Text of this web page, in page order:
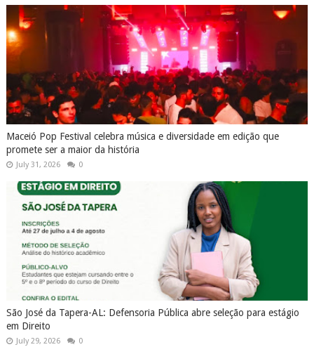
Maceió Pop Festival celebra música e diversidade em edição que
promete ser a maior da história
July 31, 2026 0
São José da Tapera-AL: Defensoria Pública abre seleção para estágio
em Direito
July 29, 2026 0